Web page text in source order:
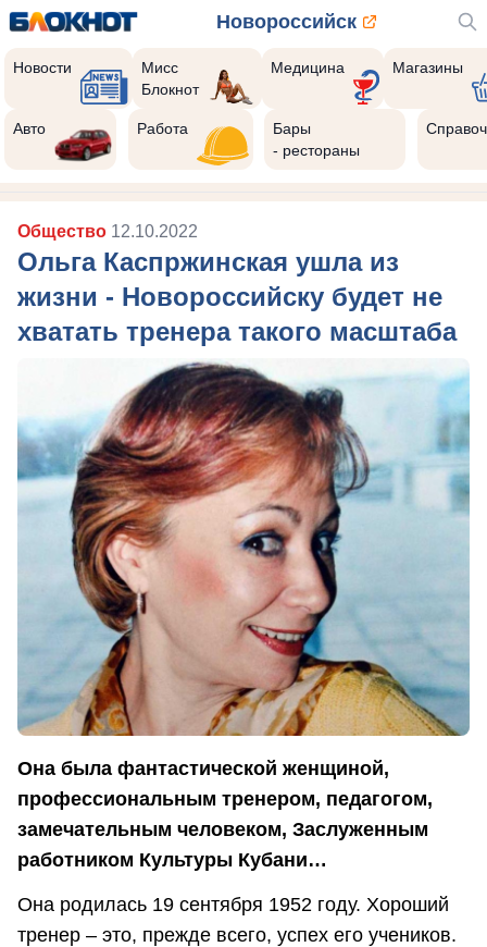
Новороссийск
Новости
Мисс
Блокнот
Медицина Магазины
Авто Работа
Бары
- рестораны
Общество 12.10.2022
Ольга Каспржинская ушла из
жизни - Новороссийску будет не
хватать тренера такого масштаба
Она была фантастической женщиной,
профессиональным тренером, педагогом,
замечательным человеком, Заслуженным
работником Культуры Кубани…
Она родилась 19 сентября 1952 году. Хороший
тренер – это, прежде всего, успех его учеников.